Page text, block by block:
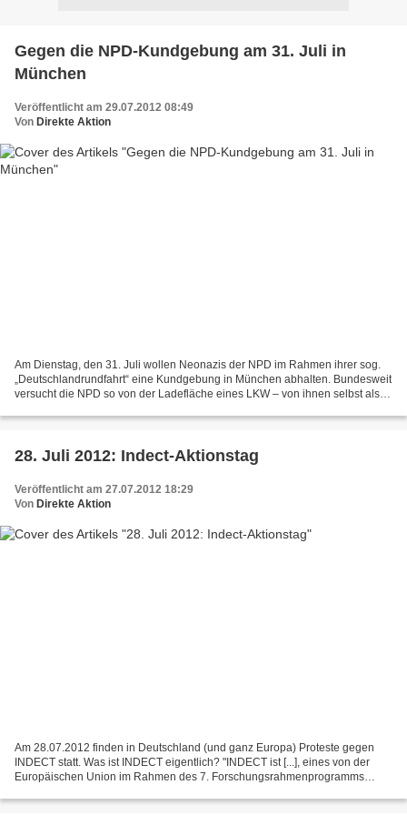
Gegen die NPD-Kundgebung am 31. Juli in
München
Veröffentlicht am 29.07.2012 08:49
Von Direkte Aktion
Am Dienstag, den 31. Juli wollen Neonazis der NPD im Rahmen ihrer sog.
„Deutschlandrundfahrt“ eine Kundgebung in München abhalten. Bundesweit
versucht die NPD so von der Ladefläche eines LKW – von ihnen selbst als
28. Juli 2012: Indect-Aktionstag
Veröffentlicht am 27.07.2012 18:29
Von Direkte Aktion
Am 28.07.2012 finden in Deutschland (und ganz Europa) Proteste gegen
INDECT statt. Was ist INDECT eigentlich? "INDECT ist [...], eines von der
Europäischen Union im Rahmen des 7. Forschungsrahmenprogramms